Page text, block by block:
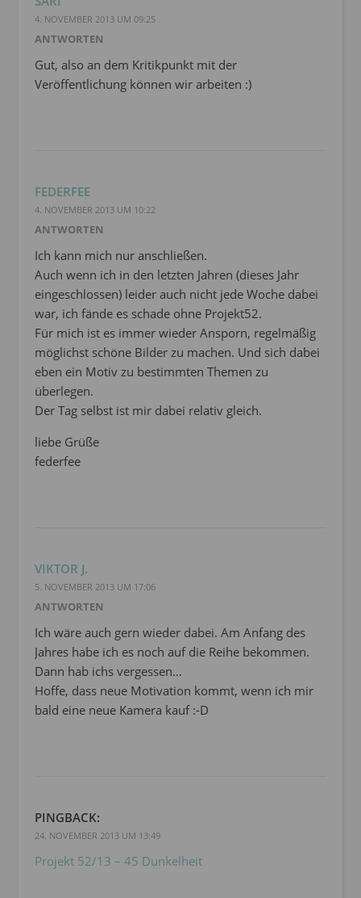
4. NOVEMBER 2013 UM 09:25
ANTWORTEN
Gut, also an dem Kritikpunkt mit der
Veröffentlichung können wir arbeiten :)
FEDERFEE
4. NOVEMBER 2013 UM 10:22
ANTWORTEN
Ich kann mich nur anschließen.
Auch wenn ich in den letzten Jahren (dieses Jahr
eingeschlossen) leider auch nicht jede Woche dabei
war, ich fände es schade ohne Projekt52.
Für mich ist es immer wieder Ansporn, regelmäßig
möglichst schöne Bilder zu machen. Und sich dabei
eben ein Motiv zu bestimmten Themen zu
überlegen.
Der Tag selbst ist mir dabei relativ gleich.
liebe Grüße
federfee
VIKTOR J.
5. NOVEMBER 2013 UM 17:06
ANTWORTEN
Ich wäre auch gern wieder dabei. Am Anfang des
Jahres habe ich es noch auf die Reihe bekommen.
Dann hab ichs vergessen…
Hoffe, dass neue Motivation kommt, wenn ich mir
bald eine neue Kamera kauf :-D
PINGBACK:
24. NOVEMBER 2013 UM 13:49
Projekt 52/13 – 45 Dunkelheit